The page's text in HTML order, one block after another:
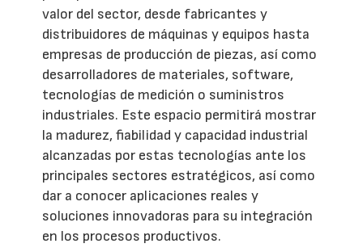
valor del sector, desde fabricantes y
distribuidores de máquinas y equipos hasta
empresas de producción de piezas, así como
desarrolladores de materiales, software,
tecnologías de medición o suministros
industriales. Este espacio permitirá mostrar
la madurez, fiabilidad y capacidad industrial
alcanzadas por estas tecnologías ante los
principales sectores estratégicos, así como
dar a conocer aplicaciones reales y
soluciones innovadoras para su integración
en los procesos productivos.